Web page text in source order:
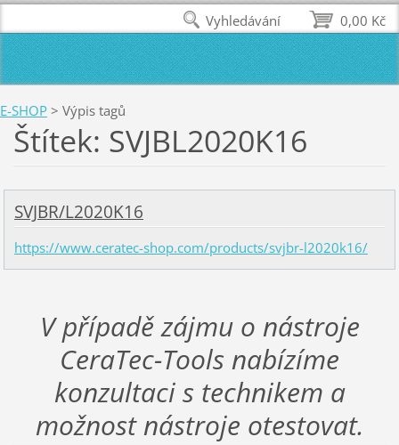
E-SHOP > Výpis tagů
Štítek: SVJBL2020K16
SVJBR/L2020K16
https://www.ceratec-shop.com/products/svjbr-l2020k16/
V případě zájmu o nástroje
CeraTec-Tools nabízíme
konzultaci s technikem a
možnost nástroje otestovat.
0,00 Kč
Vyhledávání